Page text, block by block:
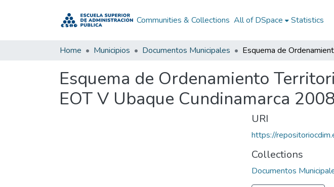
Communities & Collections All of DSpace Statistics
Home Municipios Documentos Municipales
Esquema de Ordenamiento
EOT V Ubaque Cundinamarca 2008
URI
https://
Collections
Documentos